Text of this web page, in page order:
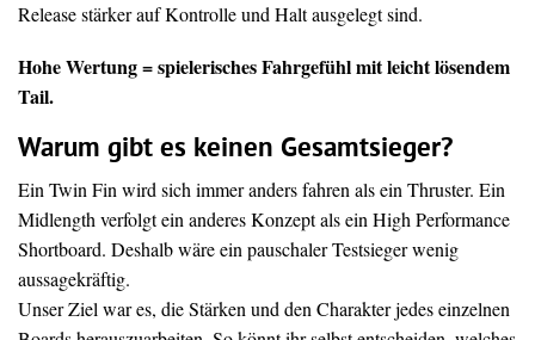
Release stärker auf Kontrolle und Halt ausgelegt sind.
Hohe Wertung = spielerisches Fahrgefühl mit leicht lösendem
Tail.
Warum gibt es keinen Gesamtsieger?
Ein Twin Fin wird sich immer anders fahren als ein Thruster. Ein
Midlength verfolgt ein anderes Konzept als ein High Performance
Shortboard. Deshalb wäre ein pauschaler Testsieger wenig
aussagekräftig.
Unser Ziel war es, die Stärken und den Charakter jedes einzelnen